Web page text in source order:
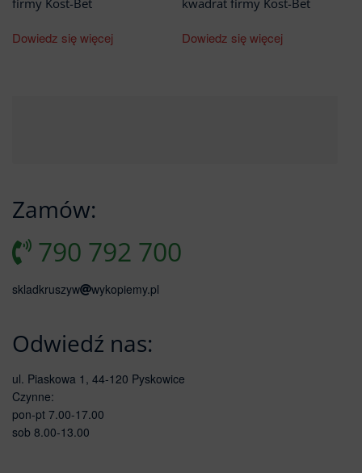
Dowiedz się więcej Dowiedz się więcej
Zamów:
790 792 700
skladkruszyw wykopiemy.pl
Odwiedź nas:
ul. Piaskowa 1, 44-120 Pyskowice
Czynne:
pon-pt 7.00-17.00
sob 8.00-13.00